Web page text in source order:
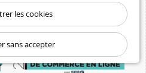
les cookies
sans accepter